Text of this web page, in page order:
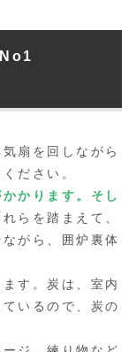
扇を回しながら
ださい。
かります。そし
れらを踏まえて、
がら、囲炉裏体
す。炭は、室内
いるので、炭の